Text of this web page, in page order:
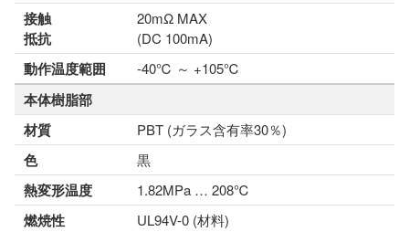
接触
抵抗
20mΩ MAX
(DC 100mA)
動作温度範囲 -40℃ ～ +105℃
本体樹脂部
材質
PBT (ガラス含有率30％)
色 黒
熱変形温度 1.82MPa … 208℃
燃焼性 UL94V-0 (材料)